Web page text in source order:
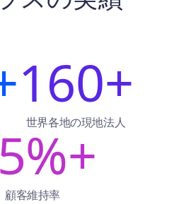
160+
世界各地の現地法人
顧客維持率